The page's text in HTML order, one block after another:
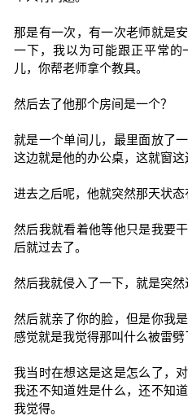
那是有一次，有一次老师就是
一下，我以为可能跟正平常
儿，你帮老师拿个教具。
然后去了他那个房间是一个？
就是一个单间儿，最里面放了
这边就是他的办公桌，这就窗这
进去之后呢，他就突然那天状态
然后我就看着他等他只是我要
后就过去了。
然后我就侵入了一下，就是突然
然后就亲了你的脸，但是你我
感觉就是我觉得那叫什么被雷劈
我当时在想这是这是怎么了，
我还不知道姓是什么，还不知
我觉得。